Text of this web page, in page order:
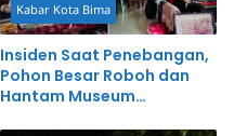
Kabar Kota Bima
Insiden Saat Penebangan,
Pohon Besar Roboh dan
Hantam Museum